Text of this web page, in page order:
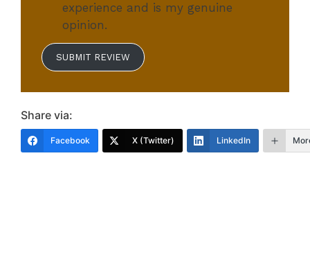
experience and is my genuine
opinion.
SUBMIT REVIEW
Share via:
Facebook X (Twitter) LinkedIn